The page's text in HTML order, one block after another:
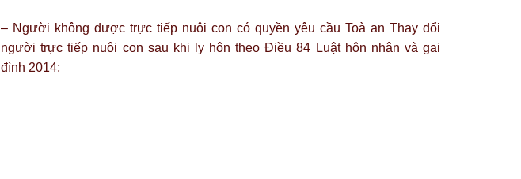
– Người không được trực tiếp nuôi con có quyền yêu cầu Toà an Thay đổi
người trực tiếp nuôi con sau khi ly hôn theo Điều 84 Luật hôn nhân và gai
đình 2014;